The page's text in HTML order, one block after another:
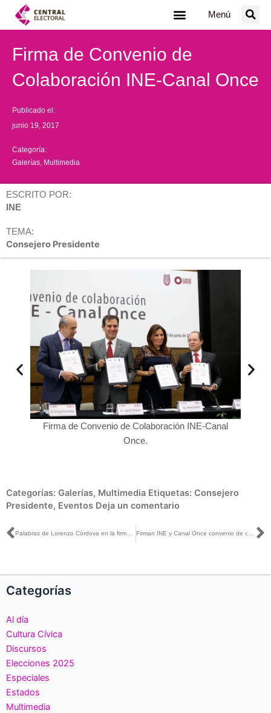
Menú
Firma de Convenio de
Colaboración INE-Canal Once
Publicado el:
junio 19, 2017
Categoría:
Galerías Multimedia
ESCRITO POR:
INE
TEMA:
Consejero Presidente
Firma de Convenio de Colaboración INE-Canal
Once.
Categorías: Galerías, Multimedia Etiquetas: Consejero
Presidente, Eventos Deja un comentario
Ant Palabras de Lorenzo Córdova en la firma de Convenio de Colaboración INE-Canal Once Firman INE y Canal Once convenio de colaboración para producir promocionales dirigidos a niñas, niños y adolescentes
Categorías
Al día
Cultura Cívica
Discursos
Elecciones 2025
Especiales
Estados
Multimedia